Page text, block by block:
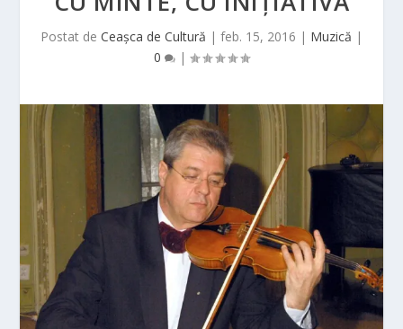
Postat de Ceașca de Cultură | feb. 15, 2016 | Muzică |
0
|